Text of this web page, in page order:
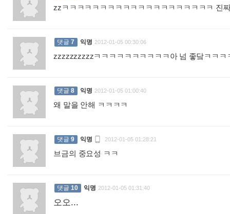
zzㅋㅋㅋㅋㅋㅋㅋㅋㅋㅋㅋㅋㅋㅋㅋㅋㅋㅋㅋㅋ 진
댓글 7 익명 2012-01-05 00:30:06
zzzzzzzzzzㅋㅋㅋㅋㅋㅋㅋㅋㅋㅋ아 넘 좋닼ㅋㅋ
댓글 8 익명 2012-01-05 01:00:40
왜 말을 안해 ㅋㅋㅋㅋ
댓글 9 익명  2012-01-05 01:28:21
브금의 중요성 ㅋㅋ
댓글 10 익명 2012-01-05 01:31:40
오오...